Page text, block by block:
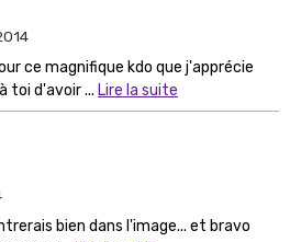
ce magnifique kdo que j'apprécie
toi d'avoir ... Lire la suite
bien dans l'image... et bravo